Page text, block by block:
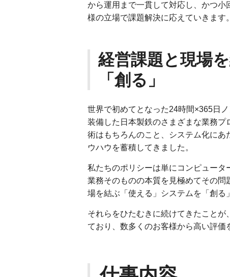
から運用まで一貫して対応し、かつ
様の立場で課題解決に応えていきます。
経営課題と現場
「創る」
世界で初めてとなった24時間×365日
装備した日本製鉄のさまざまな業務
術はもちろんのこと、システム化にあ
ウハウを蓄積してきました。
私たちのポリシーは単にコンピュー
業務そのものの本質を見極めてその
場を結ぶ「使える」システムを「創る
それらをひたむきに続けてきたこと
ており、数多くのお客様から高い評価